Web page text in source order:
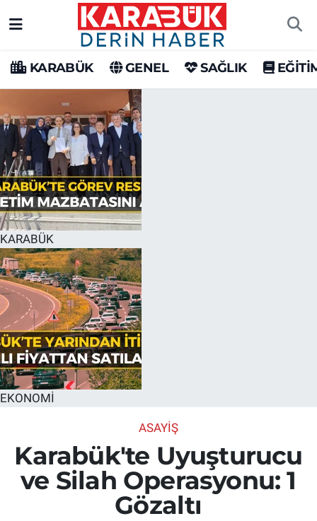
KARABÜK GENEL SAĞLIK
KARABÜK
EKONOMİ
ASAYIŞ
Karabük'te Uyuşturucu
ve Silah Operasyonu: 1
Gözaltı
Karabük Hava Durumu
Karabük Trafik Yoğunluk Haritası
Süper Lig Puan Durumu ve Fikstür
Tüm Manşetler
Son Dakika Haberleri
Haber Arşivi